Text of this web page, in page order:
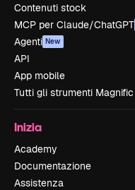
Contenuti stock
MCP per Claude/ChatGPT
Agenti New
API
App mobile
Tutti gli strumenti Magnific
Inizia
Academy
Documentazione
Assistenza